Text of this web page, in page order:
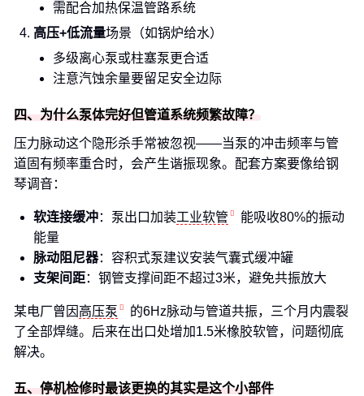
需配合加热保温管路系统
高压+低流量场景（如锅炉给水）
多级离心泵或柱塞泵更合适
注意汽蚀余量要留足安全边际
四、为什么泵体完好但管道系统频繁故障？
压力脉动这个隐形杀手常被忽视——当泵的冲击频率与管
道固有频率重合时，会产生谐振现象。配套方案要像给钢
琴调音：
软连接缓冲：泵出口加装工业软管
能吸收80%的振动
能量
脉动阻尼器：容积式泵建议安装气囊式缓冲罐
支架间距：钢管支撑间距不超过3米，避免共振放大
某电厂曾因 高压泵
的6Hz脉动与管道共振，三个月内震裂
了全部焊缝。后来在出口处增加1.5米橡胶软管，问题彻底
解决。
五、停机检修时最该更换的其实是这个小部件